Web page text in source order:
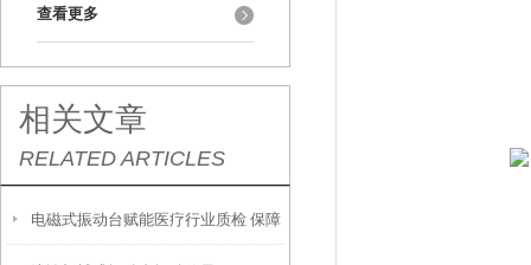
查看更多
相关文章
RELATED ARTICLES
电磁式振动台赋能医疗行业质检 保障